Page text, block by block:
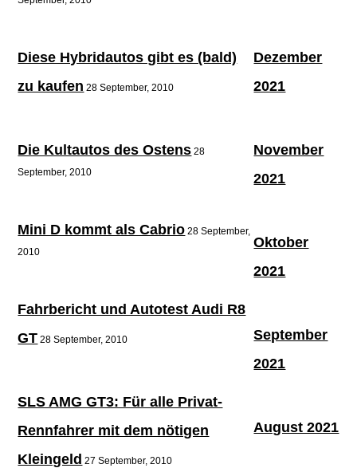
Diese Hybridautos gibt es (bald)
zu kaufen 28 September, 2010
Die Kultautos des Ostens 28
September, 2010
Mini D kommt als Cabrio 28 September,
2010
Fahrbericht und Autotest Audi R8
GT 28 September, 2010
SLS AMG GT3: Für alle Privat-
Rennfahrer mit dem nötigen
Kleingeld 27 September, 2010
Dezember
2021
November
2021
Oktober
2021
September
2021
August 2021